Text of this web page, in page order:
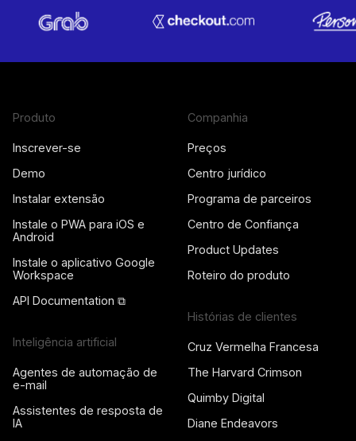
Produto
Inscrever-se
Demo
Instalar extensão
Instale o PWA para iOS e
Android
Instale o aplicativo Google
Workspace
API Documentation ⧉
Inteligência artificial
Agentes de automação de
e-mail
Assistentes de resposta de
IA
Companhia
Preços
Centro jurídico
Programa de parceiros
Centro de Confiança
Product Updates
Roteiro do produto
Histórias de clientes
Cruz Vermelha Francesa
The Harvard Crimson
Quimby Digital
Diane Endeavors